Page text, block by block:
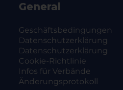
General
Geschäftsbedingungen
Datenschutzerklärung
Datenschutzerklärung
Cookie-Richtlinie
Infos für Verbände
Änderungsprotokoll